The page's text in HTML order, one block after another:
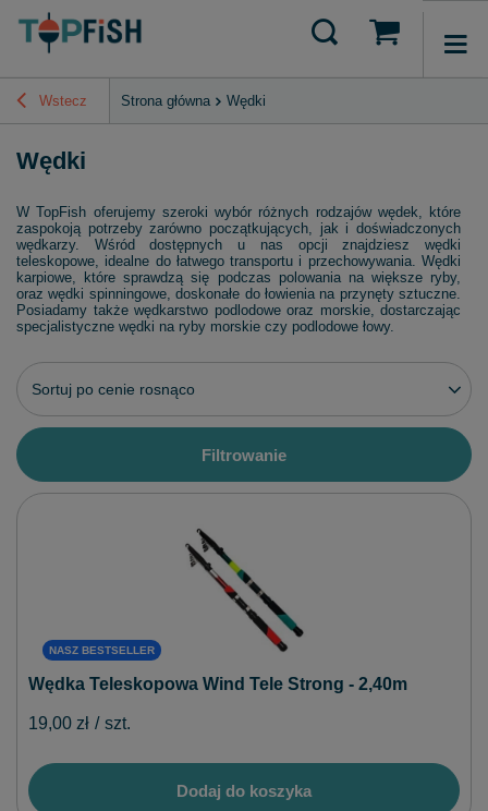
Wstecz Strona główna Wędki
Wędki
W TopFish oferujemy szeroki wybór różnych rodzajów wędek, które
zaspokoją potrzeby zarówno początkujących, jak i doświadczonych
wędkarzy. Wśród dostępnych u nas opcji znajdziesz wędki
teleskopowe, idealne do łatwego transportu i przechowywania. Wędki
karpiowe, które sprawdzą się podczas polowania na większe ryby,
oraz wędki spinningowe, doskonałe do łowienia na przynęty sztuczne.
Posiadamy także wędkarstwo podlodowe oraz morskie, dostarczając
specjalistyczne wędki na ryby morskie czy podlodowe łowy.
Zmień sortowanie
Sortuj po cenie rosnąco
Filtrowanie
NASZ BESTSELLER
Wędka Teleskopowa Wind Tele Strong - 2,40m
19,00 zł / szt.
Dodaj do koszyka